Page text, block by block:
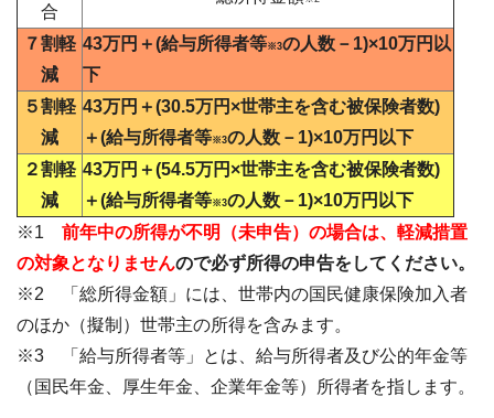
合
７割軽
減
43万円＋(給与所得者等※3の人数－1)×10万円以
下
５割軽
減
43万円＋(30.5万円×世帯主を含む被保険者数)
＋(給与所得者等※3の人数－1)×10万円以下
２割軽
減
43万円＋(54.5万円×世帯主を含む被保険者数)
＋(給与所得者等※3の人数－1)×10万円以下
※1 前年中の所得が不明（未申告）の場合は、軽減措置
の対象となりませんので必ず所得の申告をしてください。
※2 「総所得金額」には、世帯内の国民健康保険加入者
のほか（擬制）世帯主の所得を含みます。
※3 「給与所得者等」とは、給与所得者及び公的年金等
（国民年金、厚生年金、企業年金等）所得者を指します。